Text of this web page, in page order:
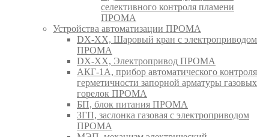
селективного контроля пламени
ПРОМА
Устройства автоматизации ПРОМА
DX-XX, Шаровый кран c электроприводом
ПРОМА
DX-XX, Электропривод ПРОМА
АКГ-1А, прибор автоматического контроля
герметичности запорной арматуры газовых
горелок ПРОМА
БП, блок питания ПРОМА
ЗГП, заслонка газовая с электроприводом
ПРОМА